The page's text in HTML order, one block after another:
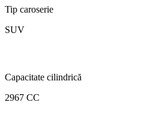
Tip caroserie
SUV
Capacitate cilindrică
2967 CC